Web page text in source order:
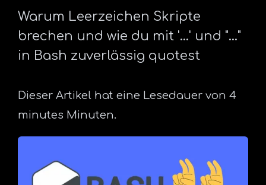
Warum Leerzeichen Skripte
brechen und wie du mit '...' und "..."
in Bash zuverlässig quotest
Dieser Artikel hat eine Lesedauer von 4
minutes Minuten.